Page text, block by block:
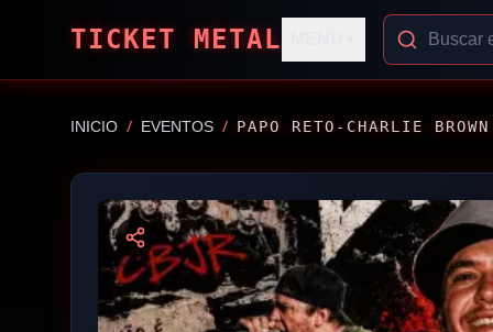
TICKET METAL
INICIO / EVENTOS / PAPO RETO-CHARLIE